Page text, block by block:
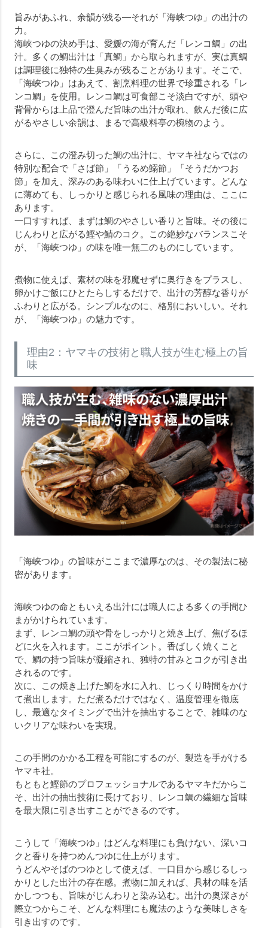
旨みがあふれ、余韻が残る—それが「海峡つゆ」の出汁の
力。
海峡つゆの決め手は、愛媛の海が育んだ「レンコ鯛」の出
汁。多くの鯛出汁は「真鯛」から取られますが、実は真鯛
は調理後に独特の生臭みが残ることがあります。そこで、
「海峡つゆ」はあえて、割烹料理の世界で珍重される「レ
ンコ鯛」を使用。レンコ鯛は可食部こそ淡白ですが、頭や
背骨からは上品で澄んだ旨味の出汁が取れ、飲んだ後に広
がるやさしい余韻は、まるで高級料亭の椀物のよう。
さらに、この澄み切った鯛の出汁に、ヤマキ社ならではの
特別な配合で「さば節」「うるめ鰯節」「そうだかつお
節」を加え、深みのある味わいに仕上げています。どんな
に薄めても、しっかりと感じられる風味の理由は、ここに
あります。
一口すすれば、まずは鯛のやさしい香りと旨味。その後に
じんわりと広がる鰹や鯖のコク。この絶妙なバランスこそ
が、「海峡つゆ」の味を唯一無二のものにしています。
煮物に使えば、素材の味を邪魔せずに奥行きをプラスし、
卵かけご飯にひとたらしするだけで、出汁の芳醇な香りが
ふわりと広がる。シンプルなのに、格別においしい。それ
が、「海峡つゆ」の魅力です。
理由2：ヤマキの技術と職人技が生む極上の旨
味
「海峡つゆ」の旨味がここまで濃厚なのは、その製法に秘
密があります。
海峡つゆの命ともいえる出汁には職人による多くの手間ひ
まがかけられています。
まず、レンコ鯛の頭や骨をしっかりと焼き上げ、焦げるほ
どに火を入れます。ここがポイント。香ばしく焼くこと
で、鯛の持つ旨味が凝縮され、独特の甘みとコクが引き出
されるのです。
次に、この焼き上げた鯛を水に入れ、じっくり時間をかけ
て煮出します。ただ煮るだけではなく、温度管理を徹底
し、最適なタイミングで出汁を抽出することで、雑味のな
いクリアな味わいを実現。
この手間のかかる工程を可能にするのが、製造を手がける
ヤマキ社。
もともと鰹節のプロフェッショナルであるヤマキだからこ
そ、出汁の抽出技術に長けており、レンコ鯛の繊細な旨味
を最大限に引き出すことができるのです。
こうして「海峡つゆ」はどんな料理にも負けない、深いコ
クと香りを持つめんつゆに仕上がります。
うどんやそばのつゆとして使えば、一口目から感じるしっ
かりとした出汁の存在感。煮物に加えれば、具材の味を活
かしつつも、旨味がじんわりと染み込む。出汁の奥深さが
際立つからこそ、どんな料理にも魔法のような美味しさを
引き出すのです。